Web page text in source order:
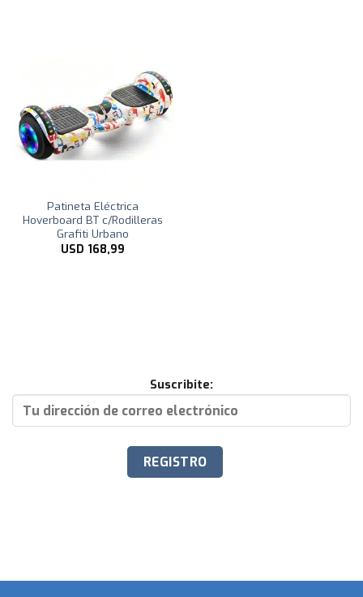
Patineta Eléctrica
Hoverboard BT c/Rodilleras
Grafiti Urbano
USD 168,99
Suscribite: